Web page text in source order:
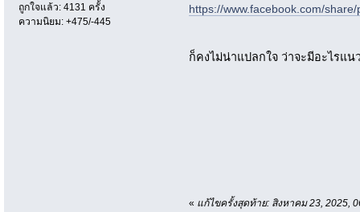
ถูกใจแล้ว: 4131 ครั้ง
ความนิยม: +475/-445
https://www.facebook.com/
ก็คงไม่น่าแปลกใจ ว่าจะมีอะไรแน
« แก้ไขครั้งสุดท้าย: สิงหาคม 23, 2025,